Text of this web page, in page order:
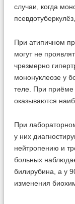
случаи, когда
При атипичном
могут не
чрезмерно
мононуклеозе у
теле. При приёме
оказываются
При
у них
нейтропению и
больных
билирубина, а у
изменения